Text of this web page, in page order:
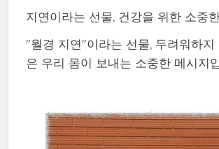
지연이라는 선물, 건강을 위한 소중
"월경 지연"이라는 선물, 두려워하지
은 우리 몸이 보내는 소중한 메시지